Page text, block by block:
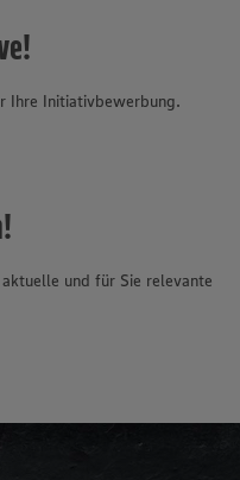
Ihre Initiativbewerbung.
und für Sie relevante